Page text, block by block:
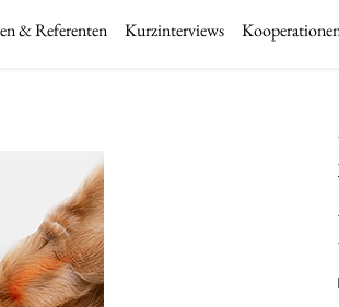
& Referenten Kurzinterviews